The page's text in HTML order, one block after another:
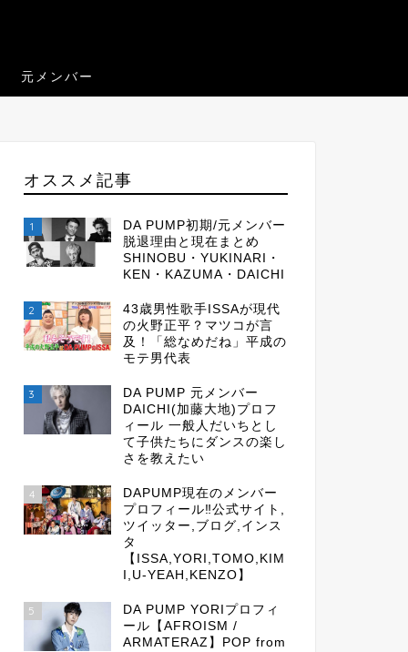
元メンバー
オススメ記事
1
DA PUMP初期/元メンバー
脱退理由と現在まとめ
SHINOBU・YUKINARI・
KEN・KAZUMA・DAICHI
2
43歳男性歌手ISSAが現代
の火野正平？マツコが言
及！「総なめだね」平成の
モテ男代表
3
DA PUMP 元メンバー
DAICHI(加藤大地)プロフ
ィール 一般人だいちとし
て子供たちにダンスの楽し
さを教えたい
4
DAPUMP現在のメンバー
プロフィール‼公式サイト,
ツイッター,ブログ,インス
タ
【ISSA,YORI,TOMO,KIM
I,U-YEAH,KENZO】
5
DA PUMP YORIプロフィ
ール【AFROISM /
ARMATERAZ】POP from